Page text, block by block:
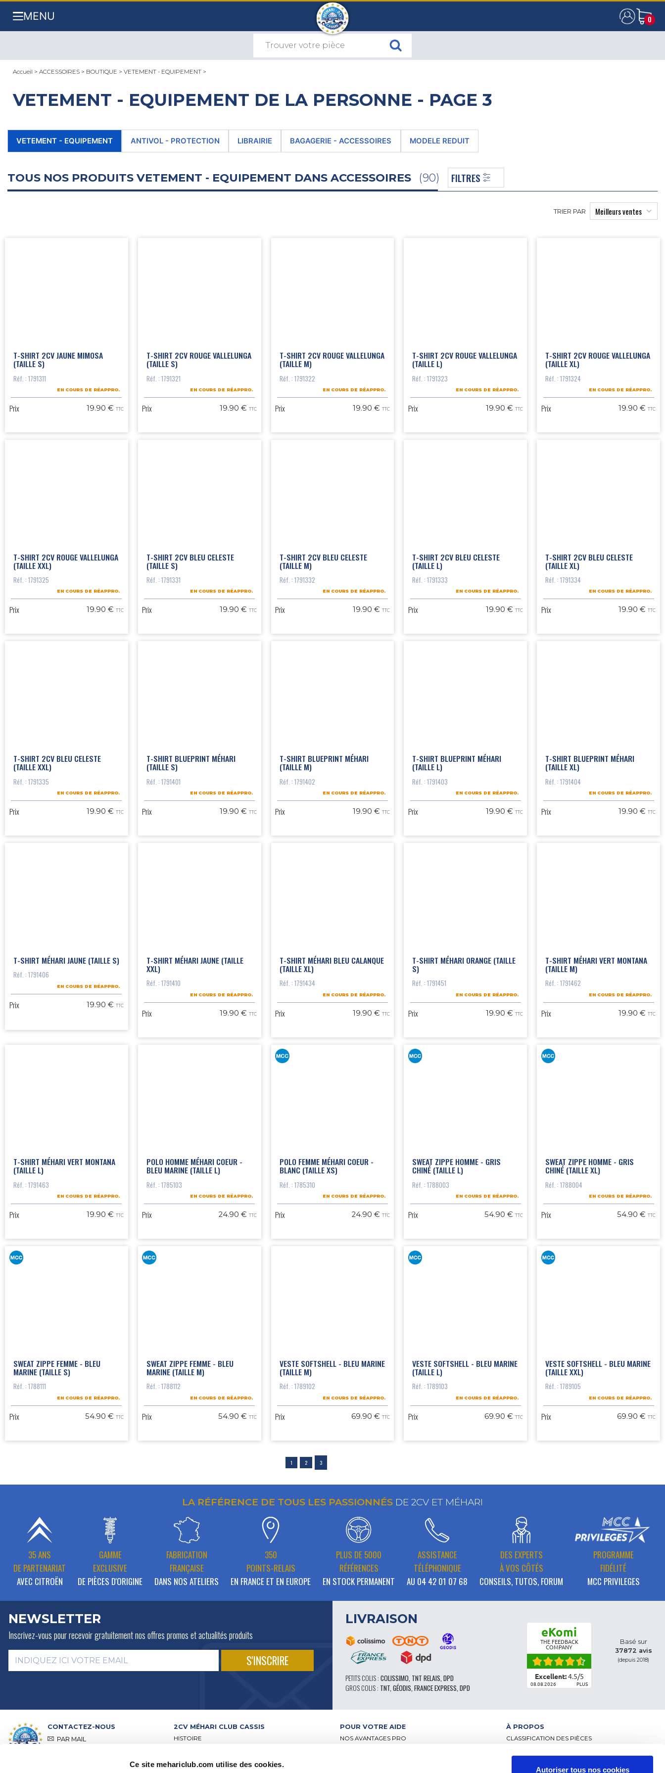
Ce site mehariclub.com utilise des cookies.
Autoriser tous nos cookies
MENU 0
0
Accueil > ACCESSOIRES > BOUTIQUE > VETEMENT - EQUIPEMENT >
VETEMENT - EQUIPEMENT DE LA PERSONNE - PAGE 3
VETEMENT - EQUIPEMENT ANTIVOL - PROTECTION LIBRAIRIE BAGAGERIE - ACCESSOIRES MODELE REDUIT
TOUS NOS PRODUITS VETEMENT - EQUIPEMENT DANS ACCESSOIRES (90) FILTRES
TRIER PAR
T-SHIRT 2CV JAUNE MIMOSA
(TAILLE S)
Réf. : 1791311
EN COURS DE RÉAPPRO.
Prix 19.90 €TTC
T-SHIRT 2CV ROUGE VALLELUNGA
(TAILLE S)
Réf. : 1791321
EN COURS DE RÉAPPRO.
Prix 19.90 €TTC
T-SHIRT 2CV ROUGE VALLELUNGA
(TAILLE M)
Réf. : 1791322
EN COURS DE RÉAPPRO.
Prix 19.90 € TTC
T-SHIRT 2CV ROUGE VALLELUNGA
(TAILLE L)
Réf. : 1791323
EN COURS DE RÉAPPRO.
Prix 19.90 € TTC
T-SHIRT 2CV ROUGE VALLELUNGA
(TAILLE XL)
Réf. : 1791324
EN COURS DE RÉAPPRO.
Prix 19.90 €TTC
T-SHIRT 2CV ROUGE VALLELUNGA
(TAILLE XXL)
Réf. : 1791325
EN COURS DE RÉAPPRO.
Prix 19.90 €TTC
T-SHIRT 2CV BLEU CELESTE
(TAILLE S)
Réf. : 1791331
EN COURS DE RÉAPPRO.
Prix 19.90 €TTC
T-SHIRT 2CV BLEU CELESTE
(TAILLE M)
Réf. : 1791332
EN COURS DE RÉAPPRO.
Prix 19.90 € TTC
T-SHIRT 2CV BLEU CELESTE
(TAILLE L)
Réf. : 1791333
EN COURS DE RÉAPPRO.
Prix 19.90 € TTC
T-SHIRT 2CV BLEU CELESTE
(TAILLE XL)
Réf. : 1791334
EN COURS DE RÉAPPRO.
Prix 19.90 €TTC
T-SHIRT 2CV BLEU CELESTE
(TAILLE XXL)
Réf. : 1791335
EN COURS DE RÉAPPRO.
Prix 19.90 €TTC
T-SHIRT BLUEPRINT MÉHARI
(TAILLE S)
Réf. : 1791401
EN COURS DE RÉAPPRO.
Prix 19.90 €TTC
T-SHIRT BLUEPRINT MÉHARI
(TAILLE M)
Réf. : 1791402
EN COURS DE RÉAPPRO.
Prix 19.90 € TTC
T-SHIRT BLUEPRINT MÉHARI
(TAILLE L)
Réf. : 1791403
EN COURS DE RÉAPPRO.
Prix 19.90 € TTC
T-SHIRT BLUEPRINT MÉHARI
(TAILLE XL)
Réf. : 1791404
EN COURS DE RÉAPPRO.
Prix 19.90 €TTC
T-SHIRT MÉHARI JAUNE (TAILLE S)
Réf. : 1791406
EN COURS DE RÉAPPRO.
Prix 19.90 €TTC
T-SHIRT MÉHARI JAUNE (TAILLE
XXL)
Réf. : 1791410
EN COURS DE RÉAPPRO.
Prix 19.90 €TTC
T-SHIRT MÉHARI BLEU CALANQUE
(TAILLE XL)
Réf. : 1791434
EN COURS DE RÉAPPRO.
Prix 19.90 € TTC
T-SHIRT MÉHARI ORANGE (TAILLE
S)
Réf. : 1791451
EN COURS DE RÉAPPRO.
Prix 19.90 € TTC
T-SHIRT MÉHARI VERT MONTANA
(TAILLE M)
Réf. : 1791462
EN COURS DE RÉAPPRO.
Prix 19.90 €TTC
T-SHIRT MÉHARI VERT MONTANA
(TAILLE L)
Réf. : 1791463
EN COURS DE RÉAPPRO.
Prix 19.90 €TTC
POLO HOMME MÉHARI COEUR -
BLEU MARINE (TAILLE L)
Réf. : 1785103
EN COURS DE RÉAPPRO.
Prix 24.90 €TTC
POLO FEMME MÉHARI COEUR -
BLANC (TAILLE XS)
Réf. : 1785310
EN COURS DE RÉAPPRO.
Prix 24.90 € TTC
SWEAT ZIPPE HOMME - GRIS
CHINÉ (TAILLE L)
Réf. : 1788003
EN COURS DE RÉAPPRO.
Prix 54.90 € TTC
SWEAT ZIPPE HOMME - GRIS
CHINÉ (TAILLE XL)
Réf. : 1788004
EN COURS DE RÉAPPRO.
Prix 54.90 €TTC
SWEAT ZIPPE FEMME - BLEU
MARINE (TAILLE S)
Réf. : 1788111
EN COURS DE RÉAPPRO.
Prix 54.90 €TTC
SWEAT ZIPPE FEMME - BLEU
MARINE (TAILLE M)
Réf. : 1788112
EN COURS DE RÉAPPRO.
Prix 54.90 €TTC
VESTE SOFTSHELL - BLEU MARINE
(TAILLE M)
Réf. : 1789102
EN COURS DE RÉAPPRO.
Prix 69.90 € TTC
VESTE SOFTSHELL - BLEU MARINE
(TAILLE L)
Réf. : 1789103
EN COURS DE RÉAPPRO.
Prix 69.90 € TTC
VESTE SOFTSHELL - BLEU MARINE
(TAILLE XXL)
Réf. : 1789105
EN COURS DE RÉAPPRO.
Prix 69.90 €TTC
1 2 3
LA RÉFÉRENCE DE TOUS LES PASSIONNÉS DE 2CV ET MÉHARI
35 ANS
DE PARTENARIAT
AVEC CITROËN
GAMME
EXCLUSIVE
DE PIÈCES D'ORIGINE
FABRICATION
FRANÇAISE
DANS NOS ATELIERS
350
POINTS-RELAIS
EN FRANCE ET EN EUROPE
PLUS DE 5000
RÉFÉRENCES
EN STOCK PERMANENT
ASSISTANCE
TÉLÉPHONIQUE
AU 04 42 01 07 68
DES EXPERTS
À VOS CÔTÉS
CONSEILS, TUTOS, FORUM
PROGRAMME
FIDÉLITÉ
MCC PRIVILEGES
NEWSLETTER
Inscrivez-vous pour recevoir gratuitementnos offres promos et actualités produits
LIVRAISON
PETITS COLIS : COLISSIMO, TNT RELAIS, DPD
GROS COLIS : TNT, GÉODIS, FRANCE EXPRESS, DPD
eKomi
THE FEEDBACK
COMPANY
Excellent:4.5/5
08.08.2026 PLUS
Basé sur
37872 avis
(depuis 2018)
CONTACTEZ-NOUS
PAR MAIL
09h00 –
2CV MÉHARI CLUB CASSIS
HISTOIRE
VISITE DE NOS ATELIERS
POUR VOTRE AIDE
NOS AVANTAGES PRO
À PROPOS
CLASSIFICATION DES PIÈCES
CGV – CLIENTS PROFESSIONNELS
MENTIONS LÉGALES